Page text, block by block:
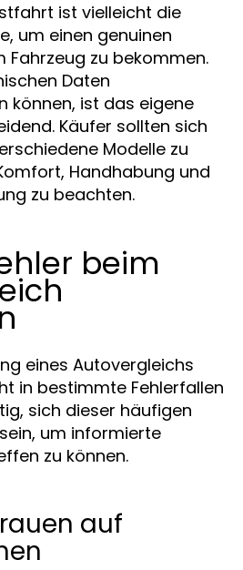
ist vielleicht die
um einen genuinen
Fahrzeug zu bekommen.
Daten
können, ist das eigene
Käufer sollten sich
Modelle zu
Handhabung und
zu beachten.
beim
eines Autovergleichs
in bestimmte Fehlerfallen
sich dieser häufigen
um informierte
zu können.
auf